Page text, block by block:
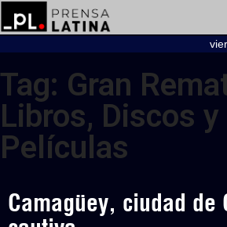
Tag: Gran
Libros, Discos y
Películas
Camagüey, ciudad de